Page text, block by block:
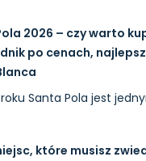
2026 – czy warto
po cenach,
Santa Pola jest
które musisz